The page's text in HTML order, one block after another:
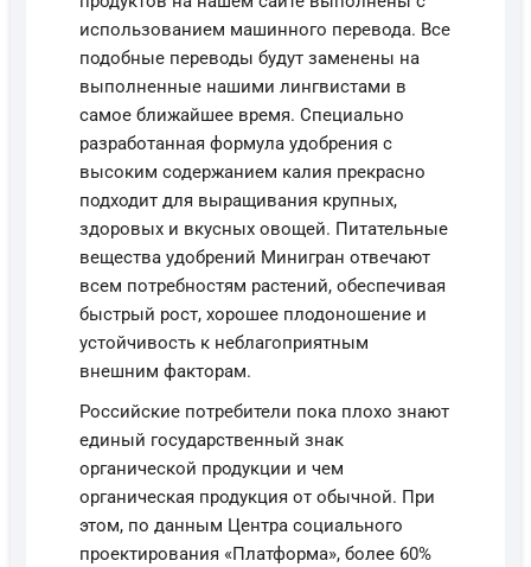
использованием машинного перевода. Все
подобные переводы будут заменены на
выполненные нашими лингвистами в
самое ближайшее время. Специально
разработанная формула удобрения с
высоким содержанием калия прекрасно
подходит для выращивания крупных,
здоровых и вкусных овощей. Питательные
вещества удобрений Минигран отвечают
всем потребностям растений, обеспечивая
быстрый рост, хорошее плодоношение и
устойчивость к неблагоприятным
внешним факторам.
Российские потребители пока плохо знают
единый государственный знак
органической продукции и чем
органическая продукция от обычной. При
этом, по данным Центра социального
проектирования «Платформа», более 60%